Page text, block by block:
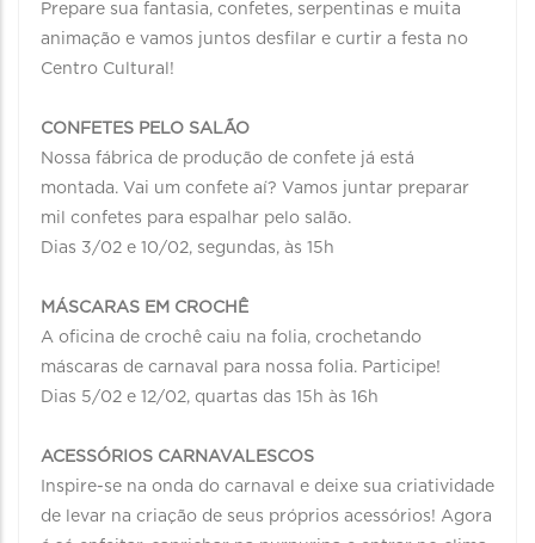
Prepare sua fantasia, confetes, serpentinas e muita
animação e vamos juntos desfilar e curtir a festa no
Centro Cultural!
CONFETES PELO SALÃO
Nossa fábrica de produção de confete já está
montada. Vai um confete aí? Vamos juntar preparar
mil confetes para espalhar pelo salão.
Dias 3/02 e 10/02, segundas, às 15h
MÁSCARAS EM CROCHÊ
A oficina de crochê caiu na folia, crochetando
máscaras de carnaval para nossa folia. Participe!
Dias 5/02 e 12/02, quartas das 15h às 16h
ACESSÓRIOS CARNAVALESCOS
Inspire-se na onda do carnaval e deixe sua criatividade
de levar na criação de seus próprios acessórios! Agora